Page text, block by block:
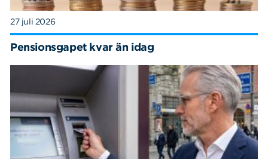
27 juli 2026
Pensionsgapet kvar än idag